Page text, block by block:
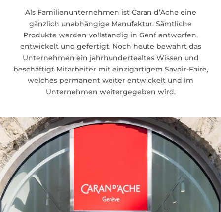
Als Familienunternehmen ist Caran d’Ache eine
gänzlich unabhängige Manufaktur. Sämtliche
Produkte werden vollständig in Genf entworfen,
entwickelt und gefertigt. Noch heute bewahrt das
Unternehmen ein jahrhundertealtes Wissen und
beschäftigt Mitarbeiter mit einzigartigem Savoir-Faire,
welches permanent weiter entwickelt und im
Unternehmen weitergegeben wird.